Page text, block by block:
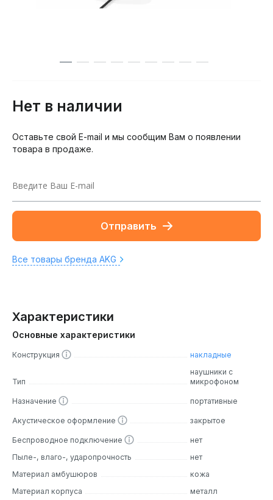
Нет в наличии
Оставьте свой E-mail и мы сообщим Вам о появлении
товара в продаже.
Отправить
Все товары бренда AKG
Характеристики
Основные характеристики
Конструкция накладные
Тип
наушники с
микрофоном
Назначение портативные
Акустическое оформление закрытое
Беспроводное подключение
нет
Пыле-, влаго-, ударопрочность
нет
Материал амбушюров
кожа
Материал корпуса
металл